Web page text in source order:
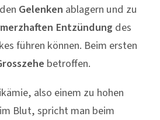
Gelenken ablagern und zu
Entzündung des
führen können. Beim ersten
betroffen.
also einem zu hohen
Blut, spricht man beim